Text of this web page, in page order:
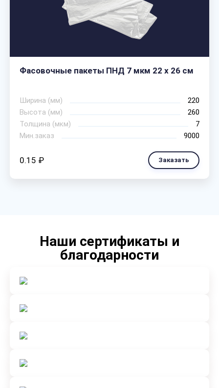
Фасовочные пакеты ПНД 7 мкм 22 х 26 см
Ширина (мм)
220
Высота (мм)
260
Толщина (мкм)
7
Мин.заказ
9000
0.15 ₽ Заказать
Наши сертификаты и
благодарности